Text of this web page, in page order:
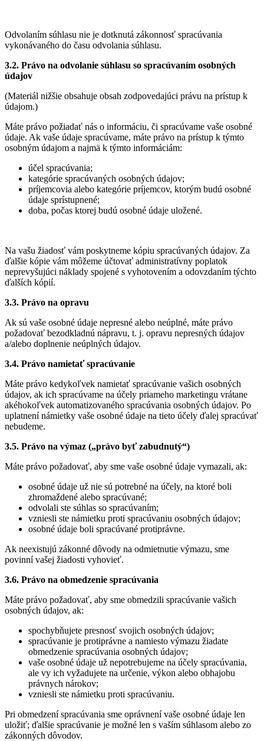
Odvolaním súhlasu nie je dotknutá zákonnosť spracúvania
vykonávaného do času odvolania súhlasu.
3.2. Právo na odvolanie súhlasu so spracúvaním osobných
údajov
(Materiál nižšie obsahuje obsah zodpovedajúci právu na prístup k
údajom.)
Máte právo požiadať nás o informáciu, či spracúvame vaše osobné
údaje. Ak vaše údaje spracúvame, máte právo na prístup k týmto
osobným údajom a najmä k týmto informáciám:
účel spracúvania;
kategórie spracúvaných osobných údajov;
príjemcovia alebo kategórie príjemcov, ktorým budú osobné
údaje sprístupnené;
doba, počas ktorej budú osobné údaje uložené.
Na vašu žiadosť vám poskytneme kópiu spracúvaných údajov. Za
ďalšie kópie vám môžeme účtovať administratívny poplatok
neprevyšujúci náklady spojené s vyhotovením a odovzdaním týchto
ďalších kópií.
3.3. Právo na opravu
Ak sú vaše osobné údaje nepresné alebo neúplné, máte právo
požadovať bezodkladnú nápravu, t. j. opravu nepresných údajov
a/alebo doplnenie neúplných údajov.
3.4. Právo namietať spracúvanie
Máte právo kedykoľvek namietať spracúvanie vašich osobných
údajov, ak ich spracúvame na účely priameho marketingu vrátane
akéhokoľvek automatizovaného spracúvania osobných údajov. Po
uplatnení námietky vaše osobné údaje na tieto účely ďalej spracúvať
nebudeme.
3.5. Právo na výmaz („právo byť zabudnutý“)
Máte právo požadovať, aby sme vaše osobné údaje vymazali, ak:
osobné údaje už nie sú potrebné na účely, na ktoré boli
zhromaždené alebo spracúvané;
odvolali ste súhlas so spracúvaním;
vzniesli ste námietku proti spracúvaniu osobných údajov;
osobné údaje boli spracúvané protiprávne.
Ak neexistujú zákonné dôvody na odmietnutie výmazu, sme
povinní vašej žiadosti vyhovieť.
3.6. Právo na obmedzenie spracúvania
Máte právo požadovať, aby sme obmedzili spracúvanie vašich
osobných údajov, ak:
spochybňujete presnosť svojich osobných údajov;
spracúvanie je protiprávne a namiesto výmazu žiadate
obmedzenie spracúvania osobných údajov;
vaše osobné údaje už nepotrebujeme na účely spracúvania,
ale vy ich vyžadujete na určenie, výkon alebo obhajobu
právnych nárokov;
vzniesli ste námietku proti spracúvaniu.
Pri obmedzení spracúvania sme oprávnení vaše osobné údaje len
uložiť; ďalšie spracúvanie je možné len s vaším súhlasom alebo zo
zákonných dôvodov.